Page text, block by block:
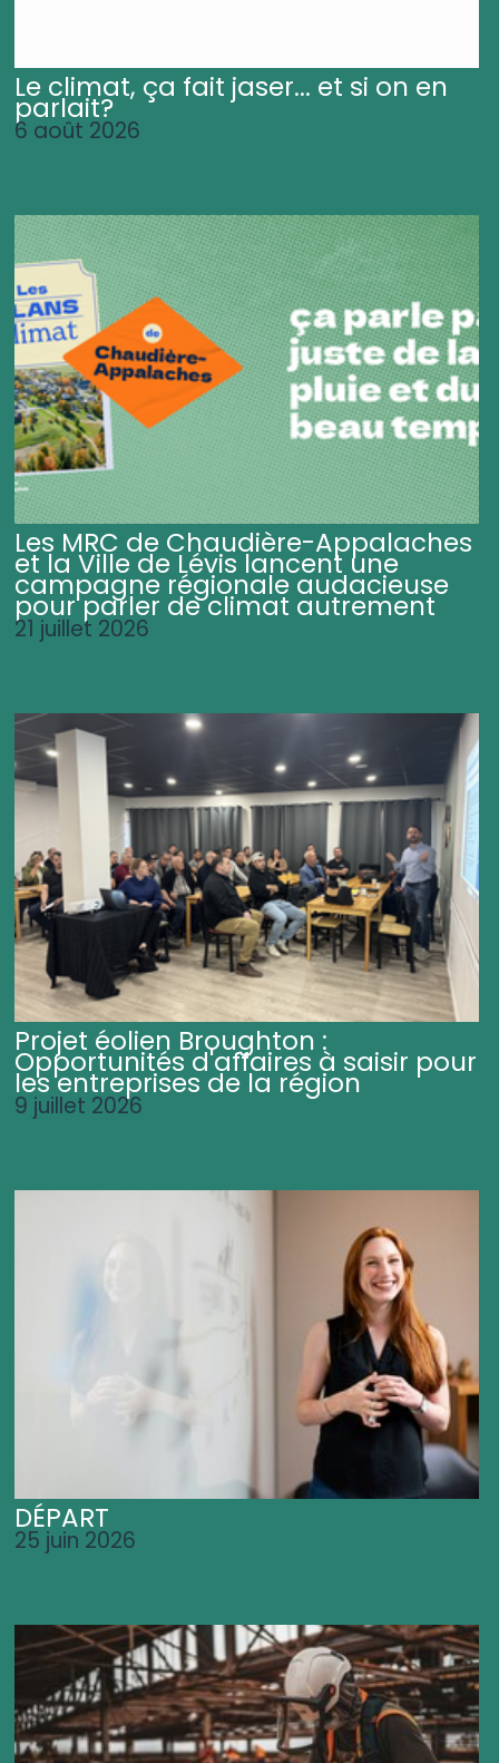
Le climat, ça fait jaser... et si on en
parlait?
6 août 2026
Les MRC de Chaudière-Appalaches
et la Ville de Lévis lancent une
campagne régionale audacieuse
pour parler de climat autrement
21 juillet 2026
Projet éolien Broughton :
Opportunités d'affaires à saisir pour
les entreprises de la région
9 juillet 2026
DÉPART
25 juin 2026